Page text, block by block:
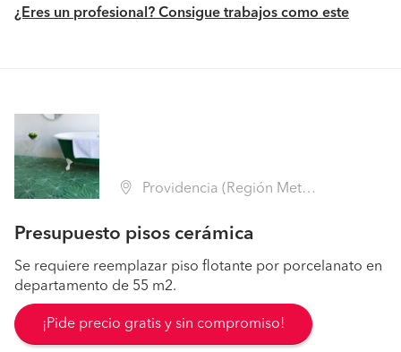
¿Eres un profesional? Consigue trabajos como este
Providencia (Región Metropolitana - Santiago)
Presupuesto pisos cerámica
Se requiere reemplazar piso flotante por porcelanato en
departamento de 55 m2.
¡Pide precio gratis y sin compromiso!